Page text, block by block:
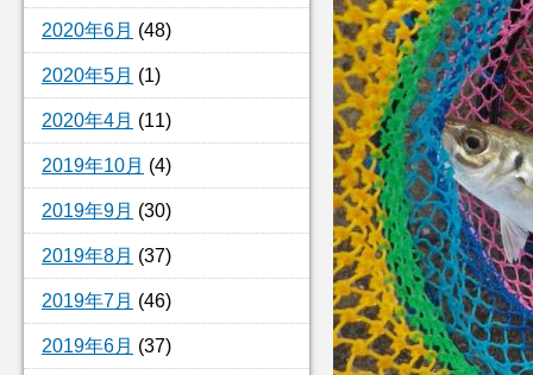
2020年6月 (48)
2020年5月 (1)
2020年4月 (11)
2019年10月 (4)
2019年9月 (30)
2019年8月 (37)
2019年7月 (46)
2019年6月 (37)